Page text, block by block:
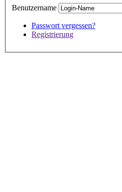
Benutzername
Passwort vergessen?
Registrierung